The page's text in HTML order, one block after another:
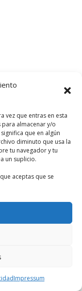
vez que entras en esta
almacenar y/o
que en algún
diminuto que usa la
tu navegador y tu
un suplicio.
aceptas que se
Impressum